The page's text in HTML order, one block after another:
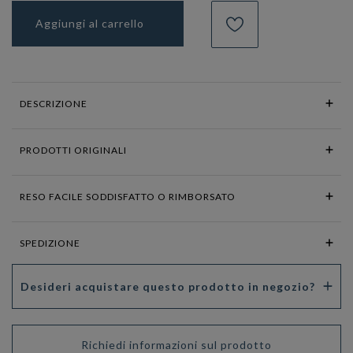
Aggiungi al carrello
DESCRIZIONE
PRODOTTI ORIGINALI
RESO FACILE SODDISFATTO O RIMBORSATO
SPEDIZIONE
Desideri acquistare questo prodotto in negozio?
Richiedi informazioni sul prodotto